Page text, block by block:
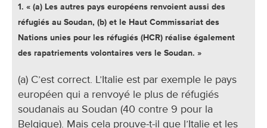
1. « (a) Les autres pays européens renvoient aussi des
réfugiés au Soudan, (b) et le Haut Commissariat des
Nations unies pour les réfugiés (HCR) réalise également
des rapatriements volontaires vers le Soudan. »
(a) C’est correct. L’Italie est par exemple le pays
européen qui a renvoyé le plus de réfugiés
soudanais au Soudan (40 contre 9 pour la
Belgique). Mais cela prouve-t-il que l’Italie et les